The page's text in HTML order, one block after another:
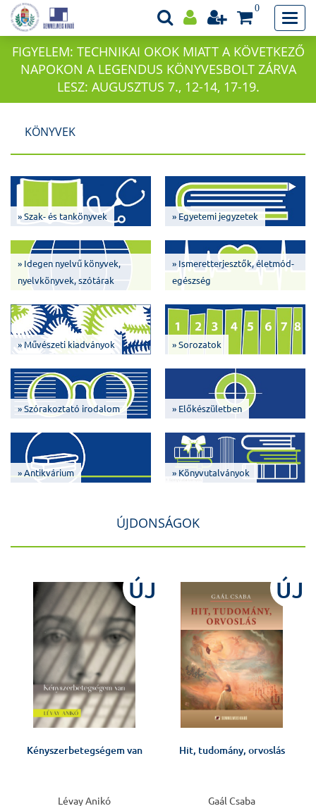
0
FIGYELEM: TECHNIKAI OKOK MIATT A KÖVETKEZŐ
NAPOKON A LEGENDUS KÖNYVESBOLT ZÁRVA
LESZ: AUGUSZTUS 7., 12-14, 17-19.
KÖNYVEK
» Szak- és tankönyvek » Egyetemi jegyzetek
» Idegen nyelvű könyvek,
nyelvkönyvek, szótárak
» Ismeretterjesztők, életmód-
egészség
» Művészeti kiadványok » Sorozatok
» Szórakoztató irodalom » Előkészületben
» Antikvárium » Könyvutalványok
ÚJDONSÁGOK
ÚJ
Kényszerbetegségem van
Lévay Anikó
ÚJ
Hit, tudomány, orvoslás
Gaál Csaba